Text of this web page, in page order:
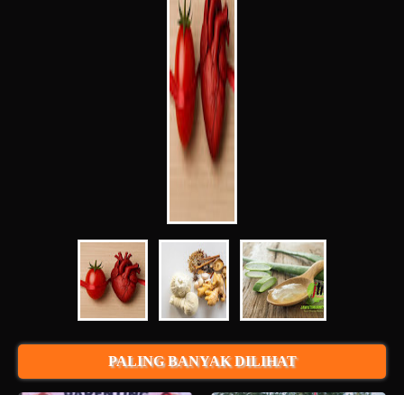
PALING BANYAK DILIHAT